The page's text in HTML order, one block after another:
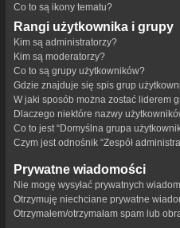
Co to są ikony tematu?
Rangi użytkownika i grupy
Kim są administratorzy?
Kim są moderatorzy?
Co to są grupy użytkowników?
Gdzie znajduje się spis grup
W jaki sposób można zostać liderem
Dlaczego niektóre nazwy
Co to jest “Domyślna grupa
Czym jest odnośnik “Zespół
Prywatne wiadomości
Nie mogę wysyłać prywatnych
Otrzymuję niechciane prywatne
Otrzymałem/otrzymałam spam lub